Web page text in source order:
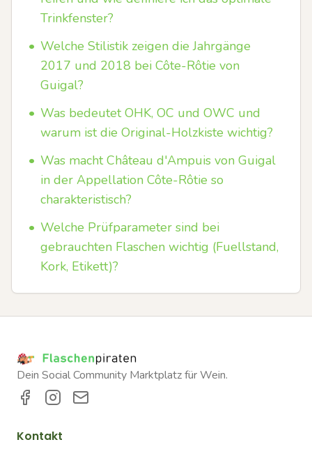
Trinkfenster?
• Welche Stilistik zeigen die Jahrgänge
2017 und 2018 bei Côte-Rôtie von
Guigal?
• Was bedeutet OHK, OC und OWC und
warum ist die Original-Holzkiste wichtig?
• Was macht Château d'Ampuis von Guigal
in der Appellation Côte-Rôtie so
charakteristisch?
• Welche Prüfparameter sind bei
gebrauchten Flaschen wichtig (Fuellstand,
Kork, Etikett)?
Dein Social Community Marktplatz für Wein.
Kontakt